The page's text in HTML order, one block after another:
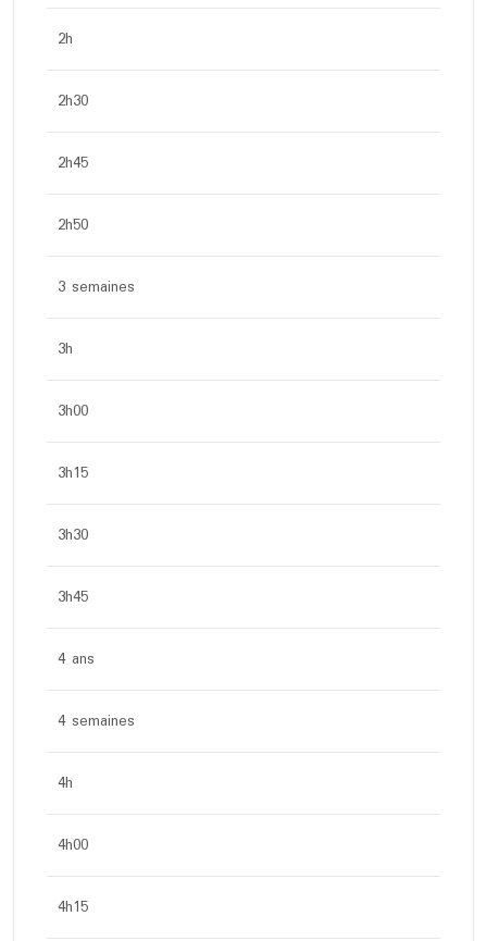
2h
2h30
2h45
2h50
3 semaines
3h
3h00
3h15
3h30
3h45
4 ans
4 semaines
4h
4h00
4h15